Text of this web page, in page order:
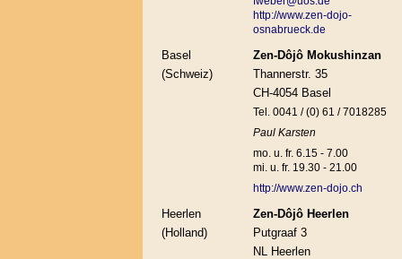
http://www.zen-dojo-
osnabrueck.de
Basel
Zen-Dôjô Mokushinzan
(Schweiz)
Thannerstr. 35
CH-4054 Basel
Tel. 0041 / (0) 61 / 7018285
Paul Karsten
mo. u. fr. 6.15 - 7.00
mi. u. fr. 19.30 - 21.00
http://www.zen-dojo.ch
Heerlen
Zen-Dôjô Heerlen
(Holland)
Putgraaf 3
NL Heerlen